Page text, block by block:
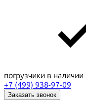
погрузчики в наличии
+7 (499) 938-97-09
Заказать звонок